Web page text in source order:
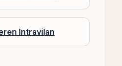
Intravilan